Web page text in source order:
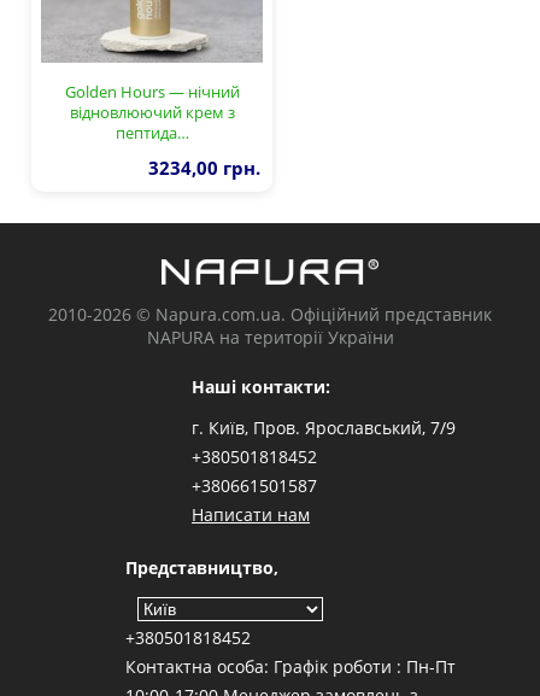
Golden Hours — нічний
відновлюючий крем з
пептида…
3234,00 грн.
2010-2026 © Napura.com.ua. Офіційний представник
NAPURA на території України
Наші контакти:
г. Київ, Пров. Ярославський, 7/9
+380501818452
+380661501587
Написати нам
Представництво,
+380501818452
Контактна особа: Графік роботи : Пн-Пт